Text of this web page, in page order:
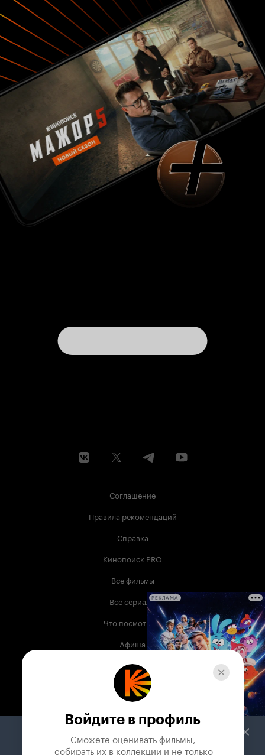
Соглашение
Правила рекомендаций
Справка
Кинопоиск PRO
Все фильмы
Все сериалы
Что посмотреть
Афиша
Музыка
Телепрограмма
Служба поддержки
РЕКЛАМА
Войдите в профиль
Сможете оценивать фильмы,
собирать их в коллекции и не только